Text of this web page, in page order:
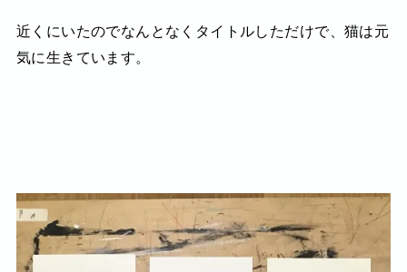
近くにいたのでなんとなくタイトルしただけで、猫は元
気に生きています。